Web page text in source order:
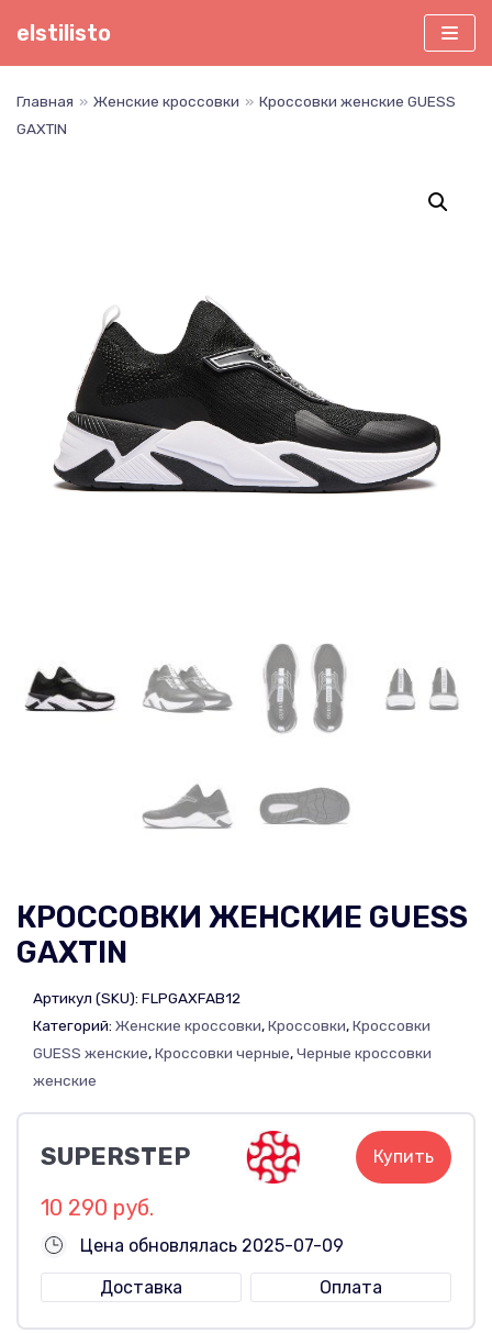
Перейти
elstilisto
Главная » Женские кроссовки » Кроссовки женские GUESS
GAXTIN
КРОССОВКИ ЖЕНСКИЕ GUESS
GAXTIN
Артикул (SKU): FLPGAXFAB12
Категорий: Женские кроссовки,Кроссовки,Кроссовки
GUESS женские,Кроссовки черные,Черные кроссовки
женские
SUPERSTEP Купить
10 290 руб.
Цена обновлялась 2025-07-09
Доставка
Оплата